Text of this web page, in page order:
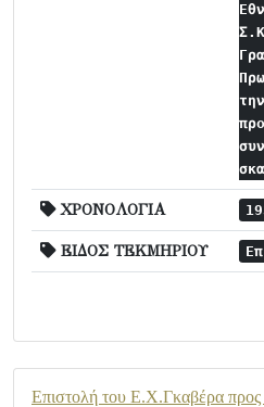
ΧΡΟΝΟΛΟΓΙΑ
ΕΙΔΟΣ ΤΕΚΜΗΡΙΟΥ
Επιστολή του Ε.Χ.Γκαβέρα προς